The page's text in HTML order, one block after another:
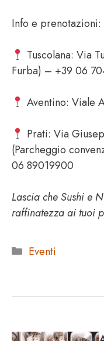
Info e prenotazioni:
Tuscolana: Via
Furba) – +39 06
Aventino: Viale
Prati: Via
(Parcheggio
06 89019900
Lascia che Sushi e
raffinatezza ai tuoi
Categorie
Eventi